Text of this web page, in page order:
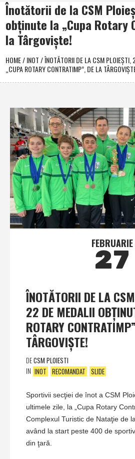
Înotătorii de la CSM
obţinute la „Cupa Rotary
la Târgovişte!
HOME/INOT/ÎNOTĂTORII DE LA CSM
„CUPA ROTARY CONTRATIMP”, DE LA
FEBRUARIE
27
ÎNOTĂTORII DE LA
22 DE MEDALII
ROTARY
TÂRGOVIŞTE!
DECSM PLOIESTI
IN INOT RECOMANDAT SLIDE
Sportivii secţiei de înot a CSM
ultimele zile, la „Cupa Rotary
Complexul Turistic de Nataţie de
având la start peste 400 de
din ţară.